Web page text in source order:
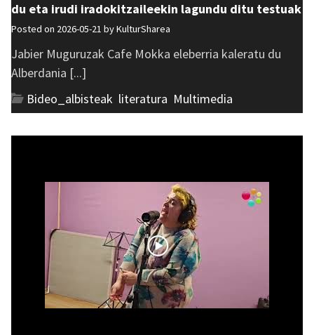
du eta irudi iradokitzaileekin lagundu ditu testuak
Posted on 2026-05-21 byKulturSharea
Jabier Muguruzak Cafe Mokka eleberria kaleratu du
Alberdania [...]
Bideo_albisteak literatura Multimedia